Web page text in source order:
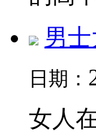
男
日期：
女人